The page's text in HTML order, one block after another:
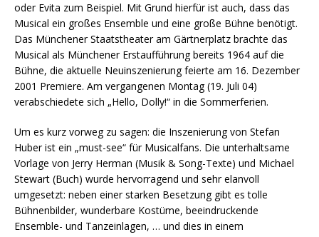
oder Evita zum Beispiel. Mit Grund hierfür ist auch, dass das
Musical ein großes Ensemble und eine große Bühne benötigt.
Das Münchener Staatstheater am Gärtnerplatz brachte das
Musical als Münchener Erstaufführung bereits 1964 auf die
Bühne, die aktuelle Neuinszenierung feierte am 16. Dezember
2001 Premiere. Am vergangenen Montag (19. Juli 04)
verabschiedete sich „Hello, Dolly!“ in die Sommerferien.
Um es kurz vorweg zu sagen: die Inszenierung von Stefan
Huber ist ein „must-see“ für Musicalfans. Die unterhaltsame
Vorlage von Jerry Herman (Musik & Song-Texte) und Michael
Stewart (Buch) wurde hervorragend und sehr elanvoll
umgesetzt: neben einer starken Besetzung gibt es tolle
Bühnenbilder, wunderbare Kostüme, beeindruckende
Ensemble- und Tanzeinlagen, … und dies in einem